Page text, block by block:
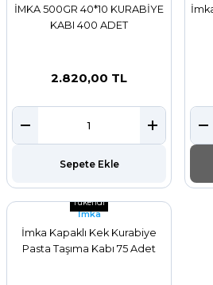
İMKA 500GR 40*10 KURABİYE
KABI 400 ADET
2.820,00 TL
Sepete Ekle
Tükendi
İmka
İmka Kapaklı Kek Kurabiye
Pasta Taşıma Kabı 75 Adet